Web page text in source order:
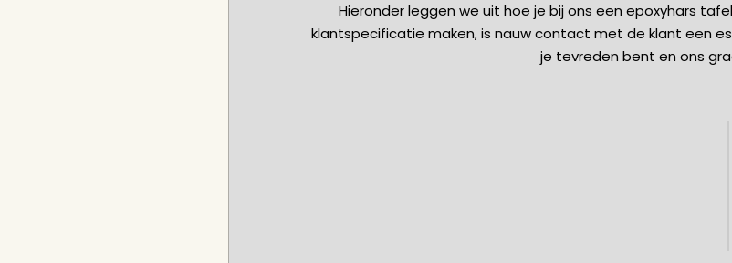
Hieronder leggen we uit hoe je bij ons een epoxyhars
klantspecificatie maken, is nauw contact met de klant een
je tevreden bent en ons